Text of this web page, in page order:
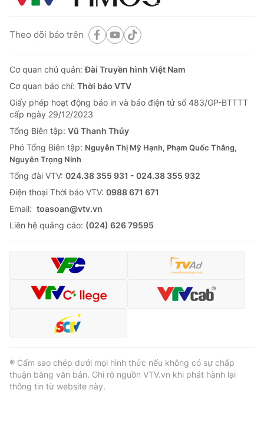
Theo dõi báo trên
Cơ quan chủ quản:Đài Truyền hình Việt Nam
Cơ quan báo chí: Thời báo VTV
Giấy phép hoạt động báo in và báo điện tử số 483/GP-BTTTT
cấp ngày 29/12/2023
Tổng Biên tập: Vũ Thanh Thủy
Phó Tổng Biên tập: Nguyễn Thị Mỹ Hạnh, Phạm Quốc Thắng,
Nguyễn Trọng Ninh
Tổng đài VTV: 024.38 355 931 - 024.38 355 932
Ðiện thoại Thời báo VTV: 0988 671 671
Email: toasoan@vtv.vn
Liên hệ quảng cáo: (024) 626 79595
® Cấm sao chép dưới mọi hình thức nếu không có sự chấp
thuận bằng văn bản. Ghi rõ nguồn VTV.vn khi phát hành lại
thông tin từ website này.